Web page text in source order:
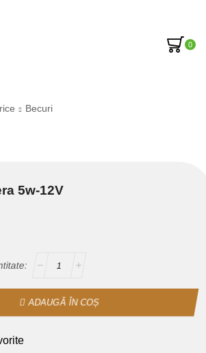
0
Becuri
5w-12V
ADAUGĂ ÎN COȘ